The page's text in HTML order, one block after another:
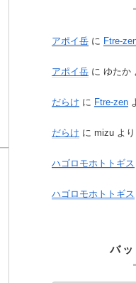
アポイ岳 に Ftre-
アポイ岳 に ゆたか
だらけ に Ftre-zen
だらけ に mizu より
ハゴロモホトトギス
ハゴロモホトトギス
バ